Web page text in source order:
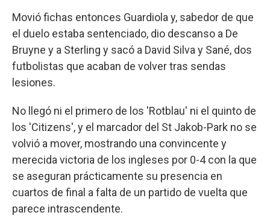
Movió fichas entonces Guardiola y, sabedor de que
el duelo estaba sentenciado, dio descanso a De
Bruyne y a Sterling y sacó a David Silva y Sané, dos
futbolistas que acaban de volver tras sendas
lesiones.
No llegó ni el primero de los 'Rotblau' ni el quinto de
los 'Citizens', y el marcador del St Jakob-Park no se
volvió a mover, mostrando una convincente y
merecida victoria de los ingleses por 0-4 con la que
se aseguran prácticamente su presencia en
cuartos de final a falta de un partido de vuelta que
parece intrascendente.